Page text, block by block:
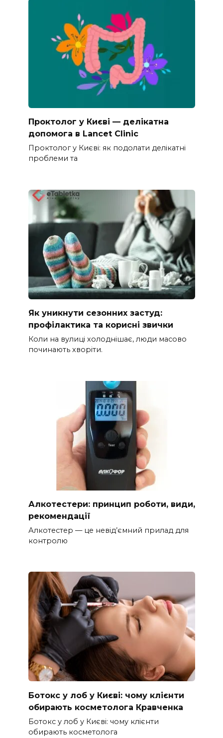
Проктолог у Києві — делікатна
допомога в Lancet Clinic
Проктолог у Києві: як подолати делікатні
проблеми та
Як уникнути сезонних застуд:
профілактика та корисні звички
Коли на вулиці холоднішає, люди масово
починають хворіти.
Алкотестери: принцип роботи, види,
рекомендації
Алкотестер — це невід’ємний прилад для
контролю
Ботокс у лоб у Києві: чому клієнти
обирають косметолога Кравченка
Ботокс у лоб у Києві: чому клієнти
обирають косметолога